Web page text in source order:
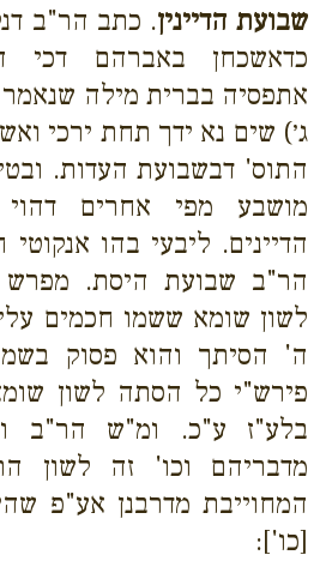
שבועת הדיינין. כתב הר"ב
כדאשכחן באברהם דכי
אתפסיה בברית מילה
ג׳) שים נא ידך תחת ירכי
התוס' דבשבועת העדות.
מושבע מפי אחרים
הדיינים. ליבעי בהו
הר"ב שבועת היסת.
לשון שומא ששמו חכמים
ה' הסיתך והוא פסוק
פירש"י כל הסתה לשון
בלע"ז ע"כ. ומ"ש הר"ב
מדבריהם וכו' זה לשון
המחוייבת מדרבנן אע"פ
[כו']: